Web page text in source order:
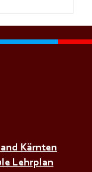
Kärnten
Lehrplan